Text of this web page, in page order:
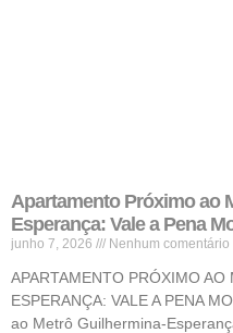
Apartamento Próximo ao
Esperança: Vale a Pena
junho 7, 2026 Nenhum comentário
APARTAMENTO PRÓXIMO
ESPERANÇA: VALE A PENA
ao Metrô Guilhermina-